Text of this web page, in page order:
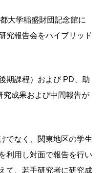
大学稲盛財団記念館に
究報告会をハイブリッド
期課程）および PD、助
究成果および中間報告が
でなく、関東地区の学生
利用し対面で報告を行い
て、若手研究者に研究成